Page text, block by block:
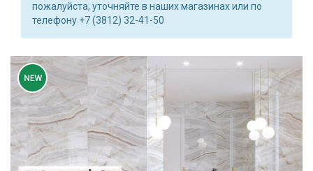
пожалуйста, уточняйте в наших магазинах или по
телефону +7 (3812) 32-41-50